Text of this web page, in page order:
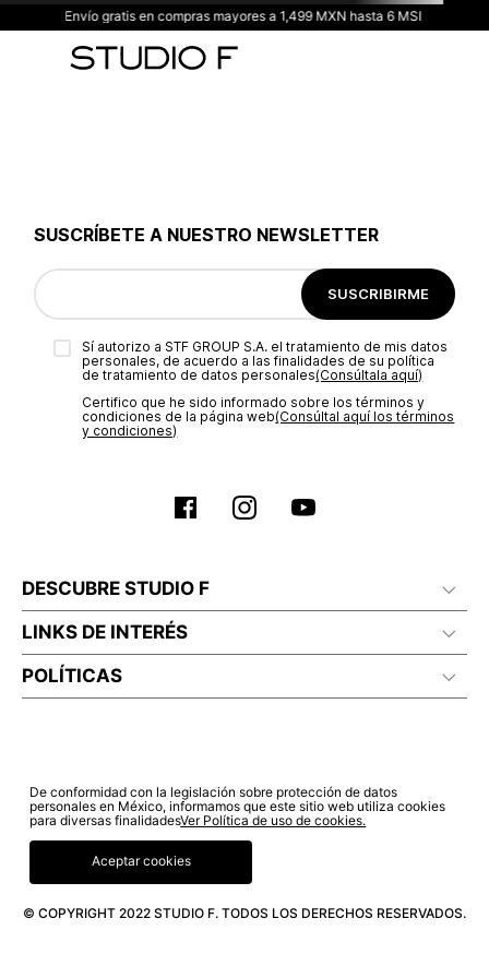
Envío gratis en compras mayores a 1,499 MXN hasta 6 MSI
SUSCRÍBETE A NUESTRO NEWSLETTER
SUSCRIBIRME
Sí autorizo a STF GROUP S.A. el tratamiento de mis datos
personales, de acuerdo a las finalidades de su política
de tratamiento de datos personales‎(Consúltala aquí)
Certifico que he sido informado sobre los términos y
condiciones de la página web‎(Consúltal aquí los términos
y condiciones)
DESCUBRE STUDIO F
LINKS DE INTERÉS
POLÍTICAS
© COPYRIGHT 2022 STUDIO F. TODOS LOS DERECHOS RESERVADOS.
De conformidad con la legislación sobre protección de datos
personales en México, informamos que este sitio web utiliza cookies
para diversas finalidadesVer Política de uso de cookies.
Aceptar cookies